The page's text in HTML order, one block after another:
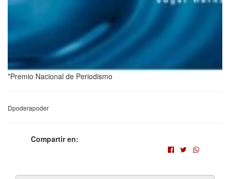
*Premio Nacional de Periodismo
Dpoderapoder
Compartir en: